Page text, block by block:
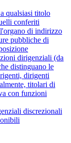
qualsiasi titolo
conferiti
di indirizzo
pubbliche di
dirigenziali (da
distinguano le
dirigenti
titolari di
con funzioni
discrezionali